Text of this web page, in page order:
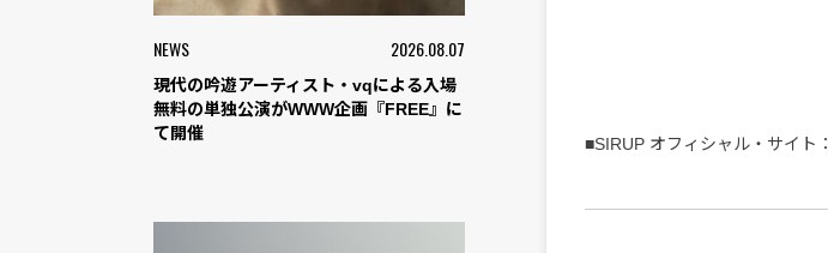
NEWS 2026.08.07
現代の吟遊アーティスト・vqによる入場
無料の単独公演がWWW企画『FREE』に
て開催
■SIRUP オフィシャル・サイト：